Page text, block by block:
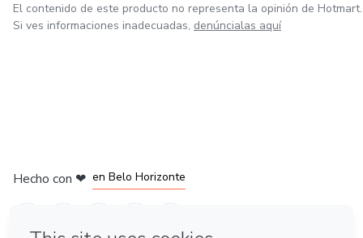
El contenido de este producto no representa la opinión de Hotmart.
Si ves informaciones inadecuadas, denúncialas aquí
Hecho con ❤ en Belo Horizonte